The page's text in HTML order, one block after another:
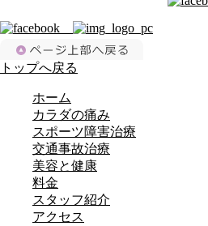
トップへ戻る
ホーム
カラダの痛み
スポーツ障害治療
交通事故治療
美容と健康
料金
スタッフ紹介
アクセス